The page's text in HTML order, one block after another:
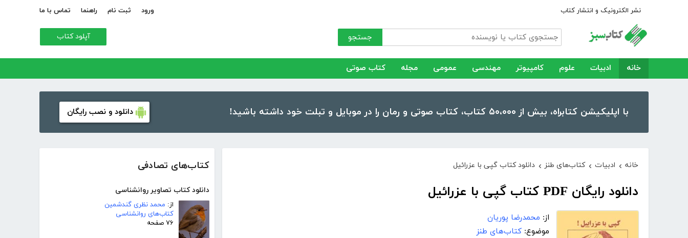
نشر الکترونیک و انتشار کتاب ورود ثبت نام راهنما تماس با ما
جستجو آپلود کتاب
خانه ادبیات علوم کامپیوتر مهندسی عمومی مجله کتاب صوتی
با اپلیکیشن کتابراه، بیش از ۵۰،۰۰۰ کتاب، کتاب صوتی و رمان را در موبایل و تبلت خود داشته باشید! دانلود و نصب رایگان
کتاب‌های تصادفی
دانلود کتاب تصاویر روانشناسی
از: محمد نظری گندشمین
کتاب‌های روانشناسی
۷۶ صفحه
خانه › ادبیات › کتاب‌های طنز › دانلود کتاب گپی با عزرائیل
دانلود رایگان PDF کتاب گپی با عزرائیل
از: محمدرضا پوریان
موضوع: کتاب‌های طنز